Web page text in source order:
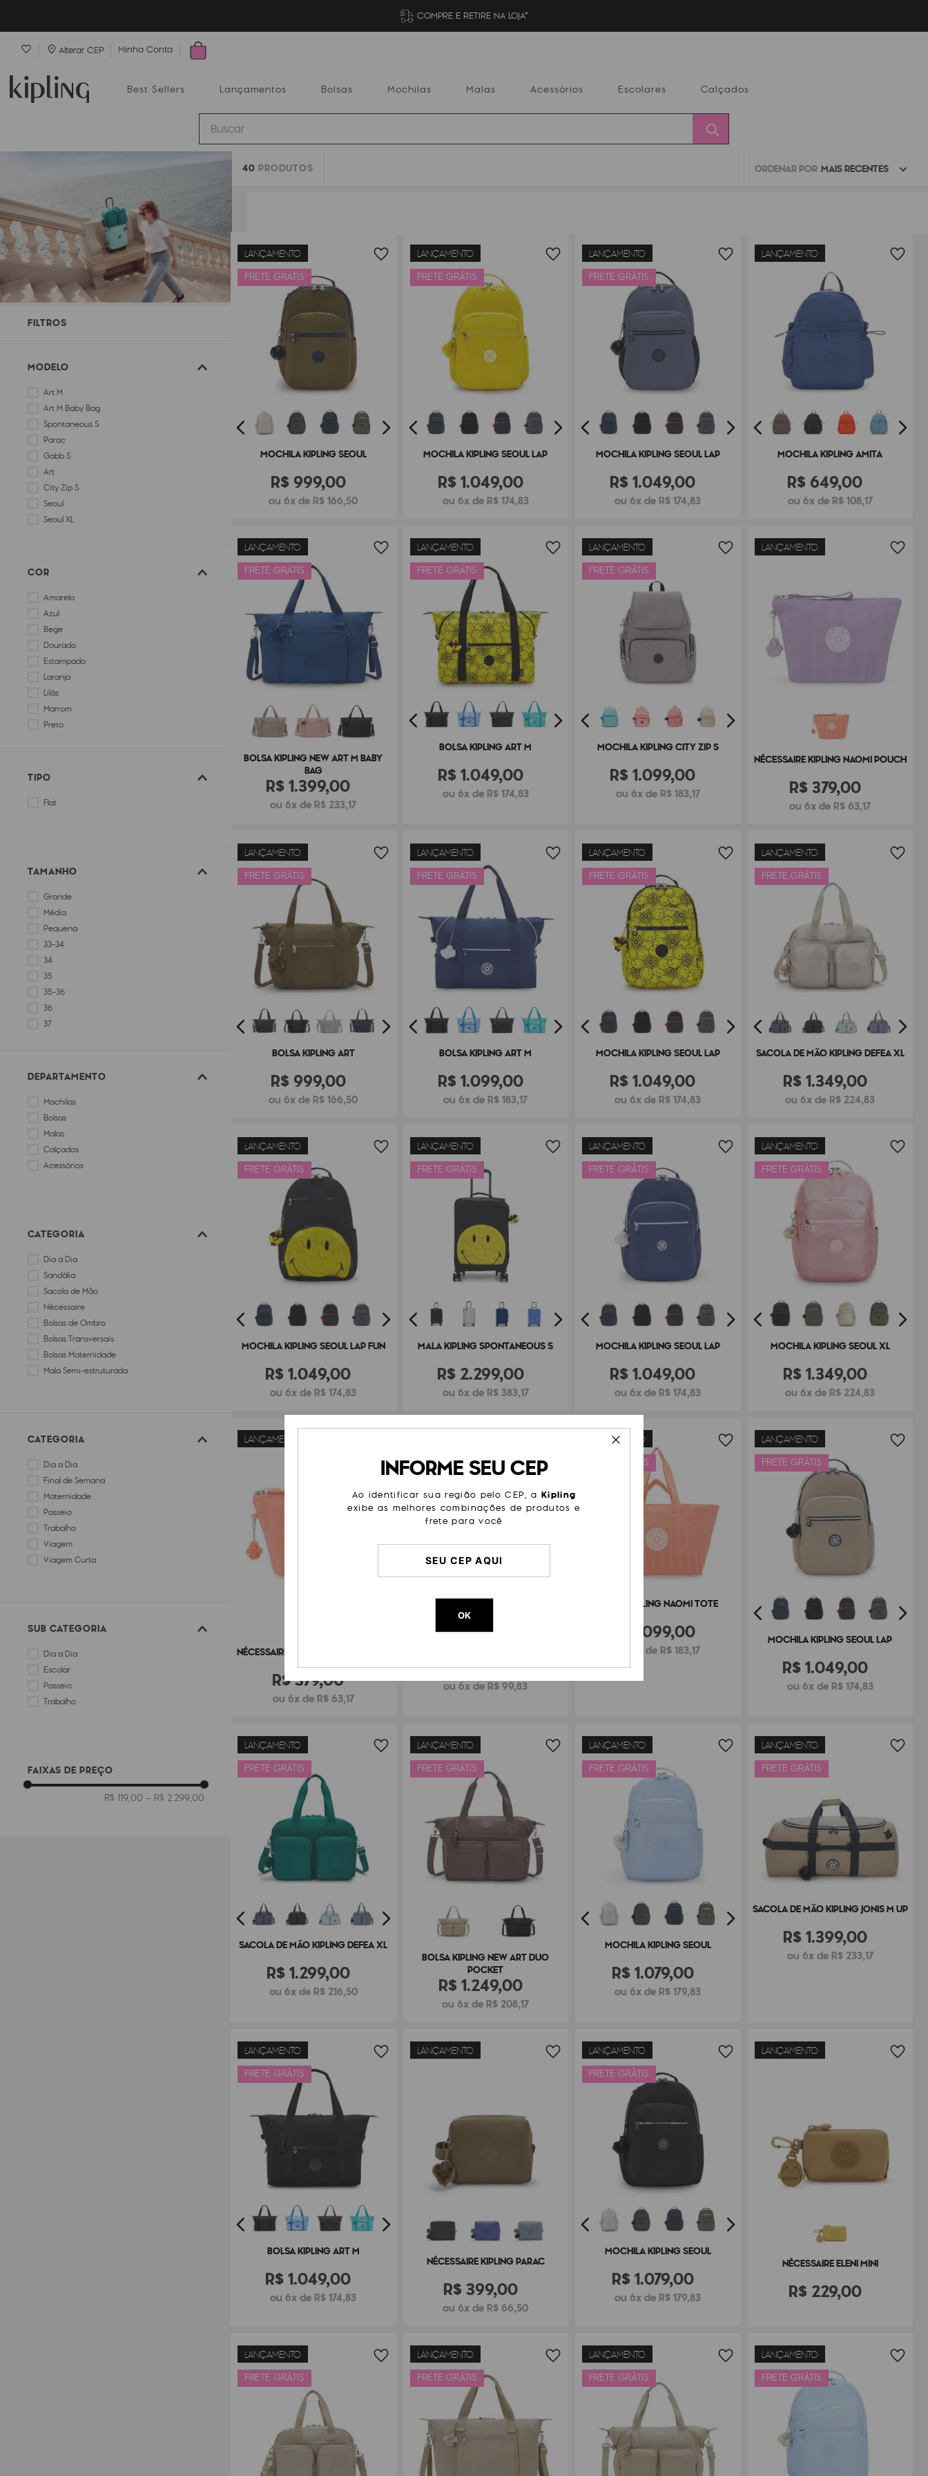
COMPRE E RETIRE NA LOJA*
Alterar CEP Minha Conta
Best Sellers Lançamentos Bolsas Mochilas Malas Acessórios Escolares Calçados
Buscar
Bolsas
Alterar
Minha
FILTROS
MODELO
Art M
Art M Baby Bag
Spontaneous S
Parac
Gabb S
Art
City Zip S
Seoul
Seoul XL
COR
Amarelo
Azul
Bege
Dourado
Estampado
Laranja
Lilás
Marrom
Preto
TIPO
Flat
TAMANHO
Grande
Média
Pequena
33-34
34
35
35-36
36
37
DEPARTAMENTO
Mochilas
Bolsas
Malas
Calçados
Acessórios
CATEGORIA
Dia a Dia
Sandália
Sacola de Mão
Nécessaire
Bolsas de Ombro
Bolsas Transversais
Bolsas Maternidade
Mala Semi-estruturada
CATEGORIA
Dia a Dia
Final de Semana
Maternidade
Passeio
Trabalho
Viagem
Viagem Curta
SUB CATEGORIA
Dia a Dia
Escolar
Passeio
Trabalho
FAIXAS DE PREÇO
R$ 119,00 – R$ 2.299,00
40 PRODUTOS ORDENAR POR MAIS RECENTES
LANÇAMENTO
FRETE GRÁTIS
MOCHILA KIPLING SEOUL
R$ 999,00
ou 6x de R$ 166,50
LANÇAMENTO
FRETE GRÁTIS
MOCHILA KIPLING SEOUL LAP
R$1.049,00
ou 6x de R$ 174,83
LANÇAMENTO
FRETE GRÁTIS
MOCHILA KIPLING SEOUL LAP
R$ 1.049,00
ou 6x de R$ 174,83
LANÇAMENTO
MOCHILA KIPLING AMITA
R$ 649,00
ou 6x de R$ 108,17
LANÇAMENTO
FRETE GRÁTIS
BOLSA KIPLING NEW ART M BABY
BAG
R$ 1.399,00
ou 6x de R$ 233,17
LANÇAMENTO
FRETE GRÁTIS
BOLSA KIPLING ART M
R$1.049,00
ou 6x de R$ 174,83
LANÇAMENTO
FRETE GRÁTIS
MOCHILA KIPLING CITY ZIP S
R$ 1.099,00
ou 6x de R$ 183,17
LANÇAMENTO
NÉCESSAIRE KIPLING NAOMI POUCH
R$379,00
ou 6x de R$ 63,17
LANÇAMENTO
FRETE GRÁTIS
BOLSA KIPLING ART
R$ 999,00
ou 6x de R$ 166,50
LANÇAMENTO
FRETE GRÁTIS
BOLSA KIPLING ART M
R$1.099,00
ou 6x de R$ 183,17
LANÇAMENTO
FRETE GRÁTIS
MOCHILA KIPLING SEOUL LAP
R$ 1.049,00
ou 6x de R$ 174,83
LANÇAMENTO
FRETE GRÁTIS
SACOLA DE MÃO KIPLING DEFEA XL
R$1.349,00
ou 6x de R$ 224,83
LANÇAMENTO
FRETE GRÁTIS
MOCHILA KIPLING SEOUL LAP FUN
R$ 1.049,00
ou 6x de R$ 174,83
LANÇAMENTO
FRETE GRÁTIS
MALA KIPLING SPONTANEOUS S
R$ 2.299,00
ou 6x de R$ 383,17
LANÇAMENTO
FRETE GRÁTIS
MOCHILA KIPLING SEOUL LAP
R$ 1.049,00
ou 6x de R$ 174,83
LANÇAMENTO
FRETE GRÁTIS
MOCHILA KIPLING SEOUL XL
R$1.349,00
ou 6x de R$ 224,83
LANÇAMENTO
NÉCESSAIRE KIPLING NAOMI POUCH
R$379,00
ou 6x de R$ 63,17
R$599,00
ou 6x de R$ 99,83
LANÇAMENTO
FRETE GRÁTIS
BOLSA KIPLING NAOMI TOTE
099,00
ou 6x de R$ 183,17
LANÇAMENTO
FRETE GRÁTIS
MOCHILA KIPLING SEOUL LAP
R$1.049,00
ou 6x de R$ 174,83
LANÇAMENTO
FRETE GRÁTIS
SACOLA DE MÃO KIPLING DEFEA XL
R$1.299,00
ou 6x de R$ 216,50
LANÇAMENTO
FRETE GRÁTIS
BOLSA KIPLING NEW ART DUO
POCKET
R$1.249,00
ou 6x de R$ 208,17
LANÇAMENTO
FRETE GRÁTIS
MOCHILA KIPLING SEOUL
R$1.079,00
ou 6x de R$ 179,83
LANÇAMENTO
FRETE GRÁTIS
SACOLA DE MÃO KIPLING JONIS M UP
R$1.399,00
ou 6x de R$ 233,17
LANÇAMENTO
FRETE GRÁTIS
BOLSA KIPLING ART M
R$ 1.049,00
ou 6x de R$ 174,83
LANÇAMENTO
NÉCESSAIRE KIPLING PARAC
R$399,00
ou 6x de R$ 66,50
LANÇAMENTO
FRETE GRÁTIS
MOCHILA KIPLING SEOUL
R$1.079,00
ou 6x de R$ 179,83
LANÇAMENTO
NÉCESSAIRE ELENI MINI
R$ 229,00
LANÇAMENTO
FRETE GRÁTIS
LANÇAMENTO
FRETE GRÁTIS
LANÇAMENTO
FRETE GRÁTIS
LANÇAMENTO
FRETE GRÁTIS
INFORME SEU CEP
Ao identificar sua região pelo CEP, a Kipling
exibe as melhores combinações de produtos e
frete para você
OK